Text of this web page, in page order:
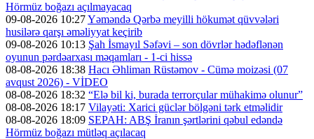
Hörmüz boğazı açılmayacaq
09-08-2026 10:27Yəməndə Qərbə meyilli hökumət qüvvələri
husilərə qarşı əməliyyat keçirib
09-08-2026 10:13 Şah İsmayıl Səfəvi – son dövrlər hədəflənən
oyunun pərdəarxası məqamları - 1-ci hissə
08-08-2026 18:38 Hacı Əhliman Rüstəmov - Cümə moizəsi (07
avqust 2026) - VİDEO
08-08-2026 18:32 “Elə bil ki, burada terrorçular mühakimə olunur”
08-08-2026 18:17 Vilayəti: Xarici güclər bölgəni tərk etməlidir
08-08-2026 18:09 SEPAH: ABŞ İranın şərtlərini qəbul edəndə
Hörmüz boğazı mütləq açılacaq